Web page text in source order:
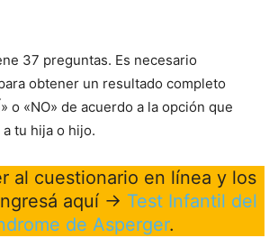
37 preguntas. Es necesario
obtener un resultado completo
o «NO» de acuerdo a la opción que
tu hija o hijo.
al cuestionario en línea y los
aquí → Test Infantil del
de Asperger.